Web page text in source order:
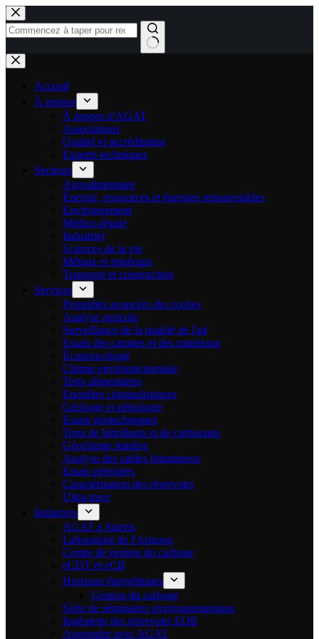
Passer
au
contenu
Aucun
résultat
Accueil
À propos
À propos d'AGAT
Associations
Qualité et accréditation
Experts techniques
Secteurs
Agroalimentaire
Énergie, ressources et énergies renouvelables
Environnement
Médico-légale
Industriel
Sciences de la vie
Métaux et minéraux
Transport et construction
Services
Propriétés avancées des roches
Analyse agricole
Surveillance de la qualité de l'air
Essais des carottes et des matériaux
Écotoxicologie
Chimie environnementale
Tests alimentaires
Enquêtes criminalistiques
Géologie et pétrologie
Essais géotechniques
Tests de lubrifiants et de carburants
Géochimie minière
Analyse des sables bitumineux
Essais pétroliers
Caractérisation des réservoirs
Ultra-trace
Initiatives
AGAT x Statvis
Laboratoire de l'Arizona
Centre de gestion du carbone
eCDT et eCB
Horizons énergétiques
Gestion du carbone
Série de séminaires environnementaux
Ingénierie des réservoirs EOR
Apprendre avec AGAT